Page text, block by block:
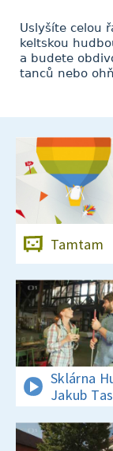
Uslyšíte celou
keltskou
a budete
tanců nebo
Tamtam
Sklárna
Jakub